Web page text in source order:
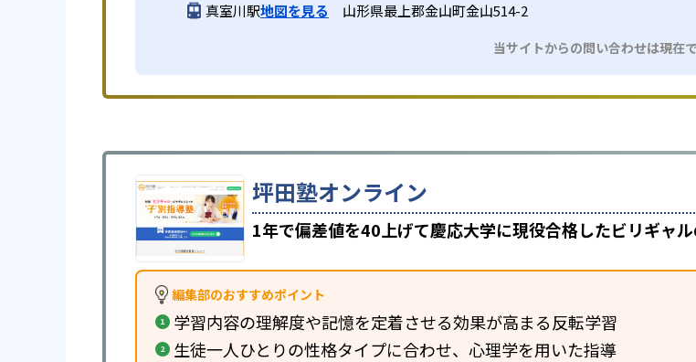
真室川駅地図を見る 山形県最上郡金山町金山514-2
当サイトからの問い合わせは現在
坪田塾オンライン
1年で偏差値を40上げて慶応大学に現役合格したビリギャ
編集部のおすすめポイント
学習内容の理解度や記憶を定着させる効果が高まる反転学習
生徒一人ひとりの性格タイプに合わせ、心理学を用いた指導